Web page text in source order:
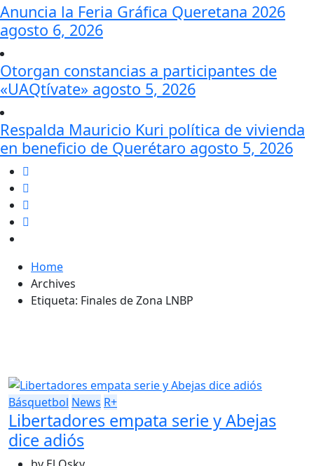
Anuncia la Feria Gráfica Queretana 2026
agosto 6, 2026
Otorgan constancias a participantes de
«UAQtívate» agosto 5, 2026
Respalda Mauricio Kuri política de vivienda
en beneficio de Querétaro agosto 5, 2026
Home
Archives
Etiqueta: Finales de Zona LNBP
Básquetbol News R+
Libertadores empata serie y Abejas
dice adiós